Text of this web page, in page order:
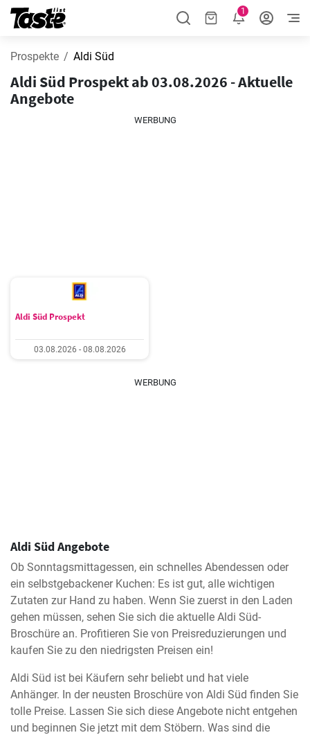
1
Prospekte Aldi Süd
Aldi Süd Prospekt ab 03.08.2026 - Aktuelle
Angebote
WERBUNG
Aldi Süd Prospekt
03.08.2026 - 08.08.2026
WERBUNG
Aldi Süd Angebote
Ob Sonntagsmittagessen, ein schnelles Abendessen oder
ein selbstgebackener Kuchen: Es ist gut, alle wichtigen
Zutaten zur Hand zu haben. Wenn Sie zuerst in den Laden
gehen müssen, sehen Sie sich die aktuelle Aldi Süd-
Broschüre an. Profitieren Sie von Preisreduzierungen und
kaufen Sie zu den niedrigsten Preisen ein!
Aldi Süd ist bei Käufern sehr beliebt und hat viele
Anhänger. In der neusten Broschüre von Aldi Süd finden Sie
tolle Preise. Lassen Sie sich diese Angebote nicht entgehen
und beginnen Sie jetzt mit dem Stöbern. Was sind die